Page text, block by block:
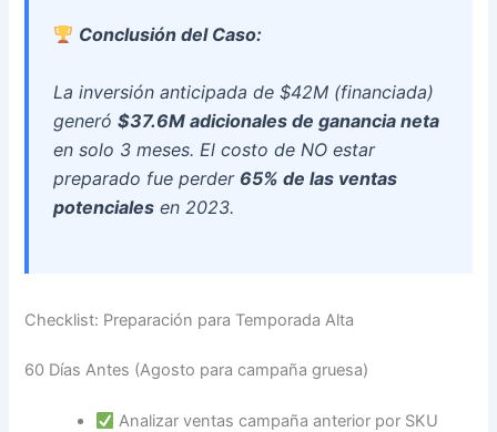
Conclusión del Caso:
La inversión anticipada de $42M (financiada)
generó$37.6M adicionales de ganancia neta
en solo 3 meses. El costo de NO estar
preparado fue perder 65% de las ventas
potenciales en 2023.
Checklist: Preparación para Temporada Alta
60 Días Antes (Agosto para campaña gruesa)
Analizar ventas campaña anterior por SKU